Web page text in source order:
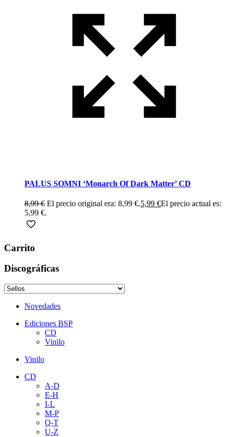
PALUS SOMNI ‘Monarch Of Dark Matter’ CD
8,99€ El precio original era: 8,99 €.5,99 €El precio actual es:
5,99 €.
Carrito
Discográficas
Novedades
Ediciones BSP
CD
Vinilo
Vinilo
CD
A-D
E-H
I-L
M-P
Q-T
U-Z